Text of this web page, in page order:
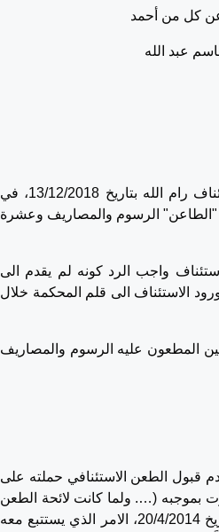
عن كل من أحمد
عبد الله
تقدم الطاعن بهذا الطعن بتاريخ 20/1/2019، لنقض الحكم الصادر عن محكمة استئناف رام الله بتاريخ 13/12/2018، في
المستأنف "الطاعن" الرسوم والمصاريف وعشرة
واجب الرد كونه لم يقدم الى
الاستئناف الى قلم المحكمة خلال
المطعون عليه الرسوم والمصاريف
الطعن الاستئنافي حملته على
النقض رقم 1187/2016، تاريخ 15/10/2018، الذي قررت بموجبه (…. ولما كانت لائحة الطعن
الاستئنافي تشير الى ان الطعن الاستئنافي جرى تقديمه الى محكمة بداية نابلس بتاريخ 20/4/2014، الامر الذي يستتبع معه